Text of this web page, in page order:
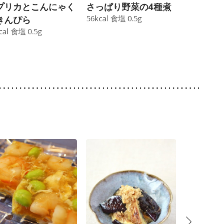
リカとこんにゃく
んぴら
食塩 0.5g
さっぱり野菜の4種煮
56kcal 食塩 0.5g